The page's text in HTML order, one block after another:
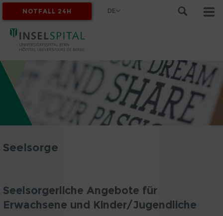
MYINSEL
NOTFALL 24H DE
Seelsorge
Seelsorgerliche Angebote für
Erwachsene und Kinder/Jugendliche